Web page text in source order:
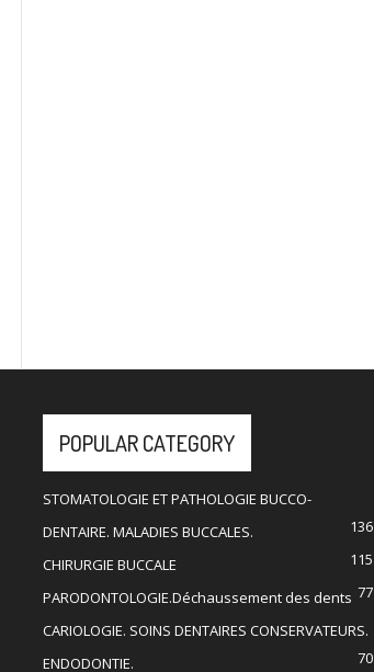
POPULAR CATEGORY
STOMATOLOGIE ET PATHOLOGIE BUCCO-
DENTAIRE. MALADIES BUCCALES.
136
CHIRURGIE BUCCALE
115
PARODONTOLOGIE.Déchaussement des dents 77
CARIOLOGIE. SOINS DENTAIRES CONSERVATEURS.
ENDODONTIE.
70